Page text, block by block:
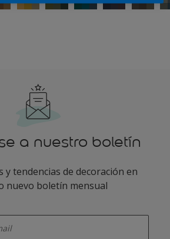
a nuestro boletín
y tendencias de decoración en
nuevo boletín mensual